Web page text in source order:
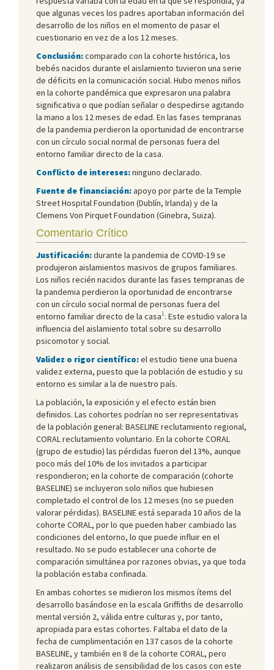
que algunas veces los padres aportaban información del
desarrollo de los niños en el momento de pasar el
cuestionario en vez de a los 12 meses.
Conclusión:comparado con la cohorte histórica, los
bebés nacidos durante el aislamiento tuvieron una serie
de déficits en la comunicación social. Hubo menos niños
en la cohorte pandémica que expresaron una palabra
significativa o que podían señalar o despedirse agitando
la mano a los 12 meses de edad. En las fases tempranas
de la pandemia perdieron la oportunidad de encontrarse
con un círculo social normal de personas fuera del
entorno familiar directo de la casa.
Conflicto de intereses:ninguno declarado.
Fuente de financiación:apoyo por parte de la Temple
Street Hospital Foundation (Dublín, Irlanda) y de la
Clemens Von Pirquet Foundation (Ginebra, Suiza).
Comentario Crítico
Justificación:durante la pandemia de COVID-19 se
produjeron aislamientos masivos de grupos familiares.
Los niños recién nacidos durante las fases tempranas de
la pandemia perdieron la oportunidad de encontrarse
con un círculo social normal de personas fuera del
entorno familiar directo de la casa1. Este estudio valora la
influencia del aislamiento total sobre su desarrollo
psicomotor y social.
Validez o rigor científico:el estudio tiene una buena
validez externa, puesto que la población de estudio y su
entorno es similar a la de nuestro país.
La población, la exposición y el efecto están bien
definidos. Las cohortes podrían no ser representativas
de la población general: BASELINE reclutamiento regional,
CORAL reclutamiento voluntario. En la cohorte CORAL
(grupo de estudio) las pérdidas fueron del 13%, aunque
poco más del 10% de los invitados a participar
respondieron; en la cohorte de comparación (cohorte
BASELINE) se incluyeron solo niños que hubiesen
completado el control de los 12 meses (no se pueden
valorar pérdidas). BASELINE está separada 10 años de la
cohorte CORAL, por lo que pueden haber cambiado las
condiciones del entorno, lo que puede influir en el
resultado. No se pudo establecer una cohorte de
comparación simultánea por razones obvias, ya que toda
la población estaba confinada.
En ambas cohortes se midieron los mismos ítems del
desarrollo basándose en la escala Griffiths de desarrollo
mental versión 2, válida entre culturas y, por tanto,
apropiada para estas cohortes. Faltaba el dato de la
fecha de cumplimentación en 137 casos de la cohorte
BASELINE, y también en 8 de la cohorte CORAL, pero
realizaron análisis de sensibilidad de los casos con este